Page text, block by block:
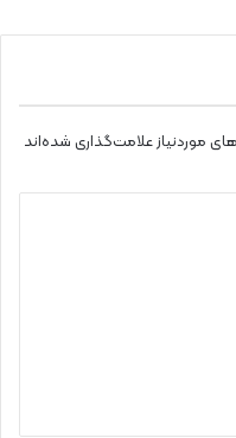
موردنیاز علامت‌گذاری شده‌اند